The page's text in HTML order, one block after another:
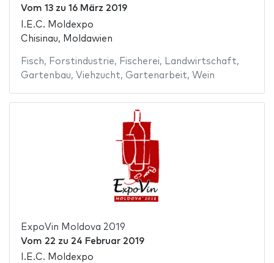
Vom 13zu 16 März 2019
I.E.C. Moldexpo
Chisinau, Moldawien
Fisch, Forstindustrie, Fischerei, Landwirtschaft,
Gartenbau, Viehzucht, Gartenarbeit, Wein
ExpoVin Moldova 2019
Vom 22 zu 24 Februar 2019
I.E.C. Moldexpo